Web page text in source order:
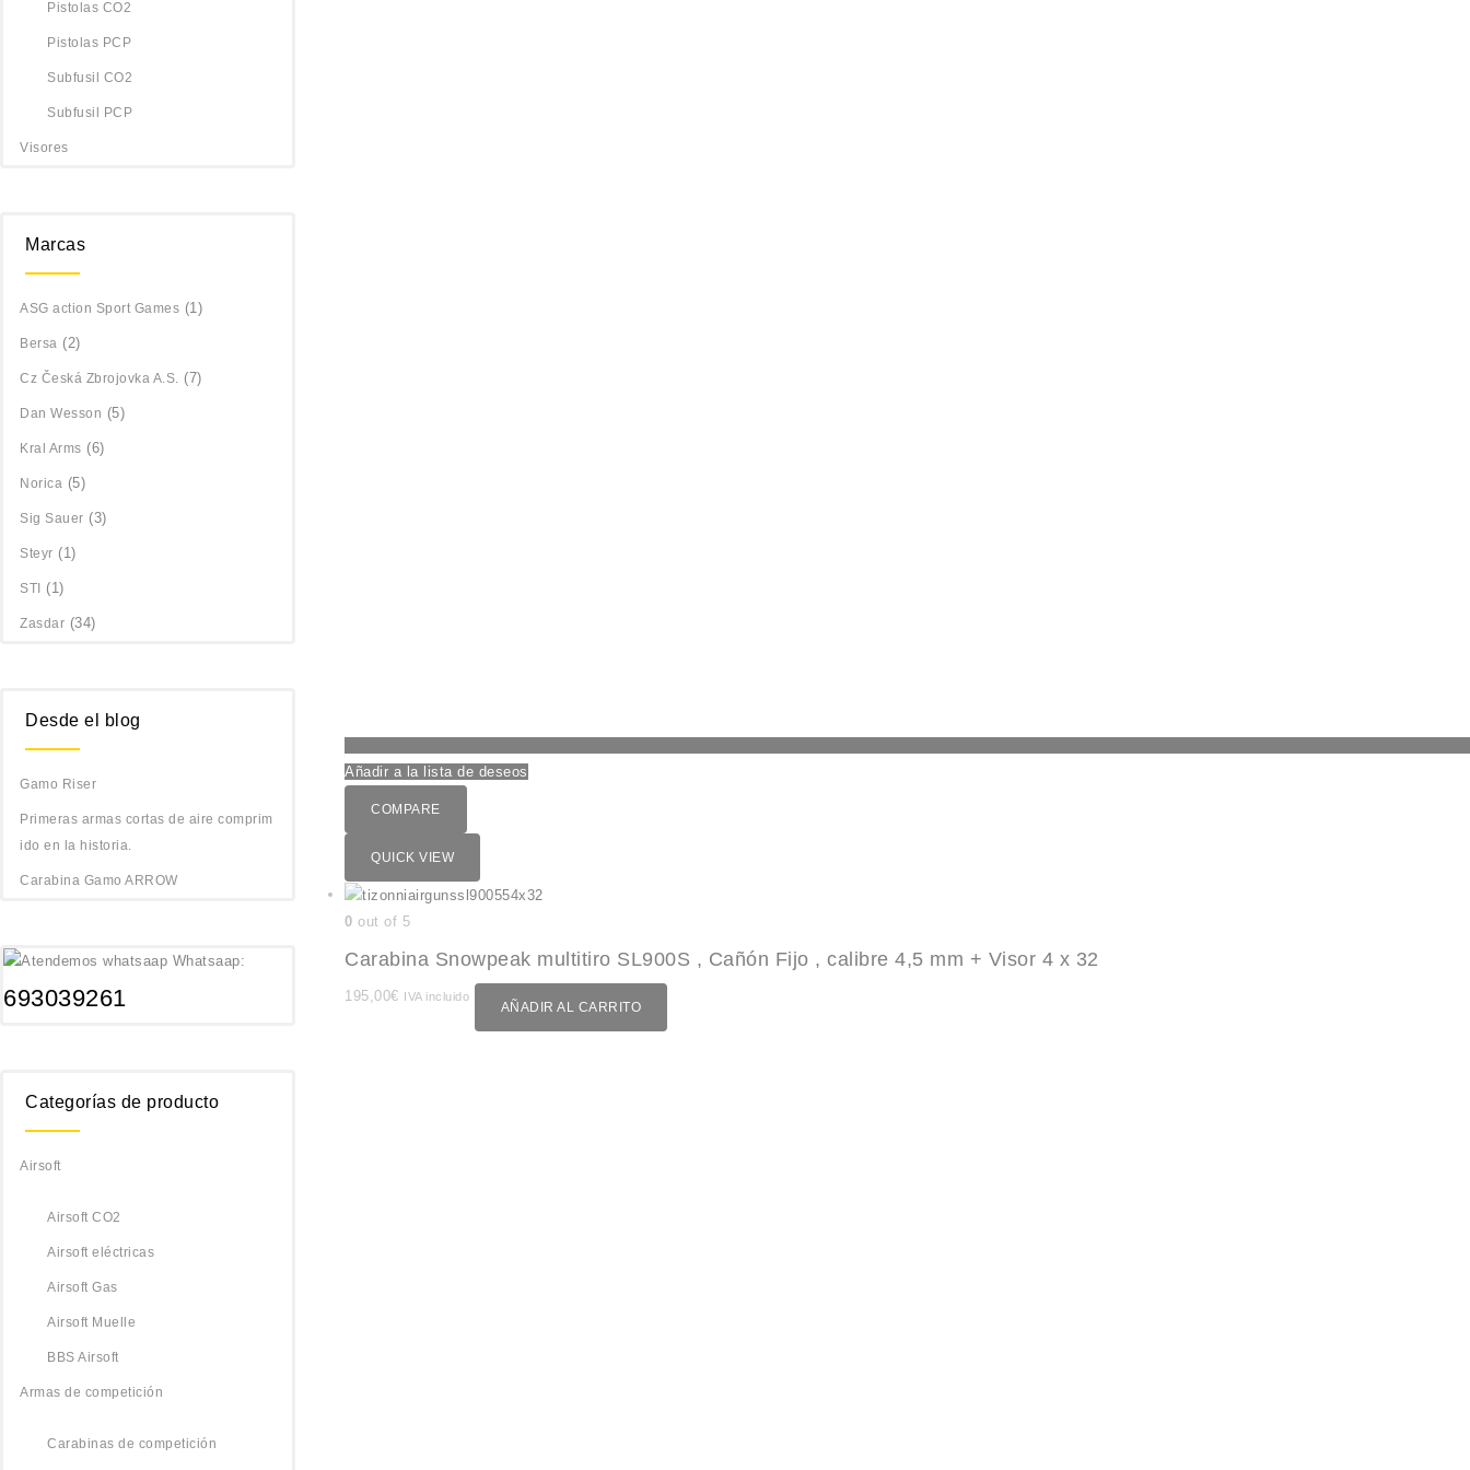
Añadir a la lista de deseos
COMPARE
QUICK VIEW
0 out of 5
Carabina Snowpeak multitiro SL900S , Cañón Fijo , calibre 4,5 mm + Visor 4 x 32
195,00€ IVA incluido
AÑADIR AL CARRITO
Pistolas CO2
Pistolas PCP
Subfusil CO2
Subfusil PCP
Visores
Marcas
ASG action Sport Games (1)
Bersa (2)
Cz Česká Zbrojovka A.S. (7)
Dan Wesson (5)
Kral Arms (6)
Norica (5)
Sig Sauer (3)
Steyr (1)
STI (1)
Zasdar (34)
Desde el blog
Gamo Riser
Primeras armas cortas de aire comprim
ido en la historia.
Carabina Gamo ARROW
Whatsaap:
693039261
Categorías de producto
Airsoft
Airsoft CO2
Airsoft eléctricas
Airsoft Gas
Airsoft Muelle
BBS Airsoft
Armas de competición
Carabinas de competición